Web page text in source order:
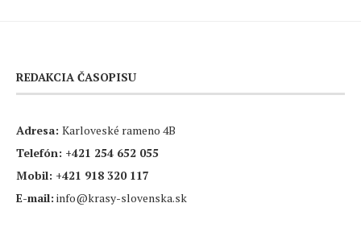
REDAKCIA ČASOPISU
Adresa: Karloveské rameno 4B
Telefón: +421 254 652 055
Mobil: +421 918 320 117
E-mail: info@krasy-slovenska.sk